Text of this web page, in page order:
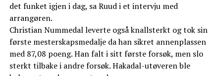
det funket igjen i dag, sa Ruud i et intervju med
arrangøren.
Christian Nummedal leverte også knallsterkt og tok sin
første mesterskapsmedalje da han sikret annenplassen
med 87,08 poeng. Han falt i sitt første forsøk, men slo
sterkt tilbake i andre forsøk. Hakadal-utøveren ble